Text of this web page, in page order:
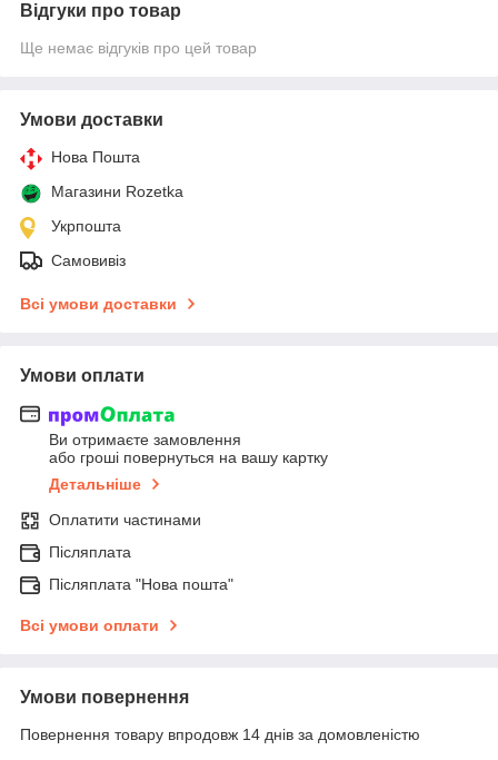
Відгуки про товар
Ще немає відгуків про цей товар
Умови доставки
Нова Пошта
Магазини Rozetka
Укрпошта
Самовивіз
Всі умови доставки
Умови оплати
Ви отримаєте замовлення
або гроші повернуться на вашу картку
Детальніше
Оплатити частинами
Післяплата
Післяплата "Нова пошта"
Всі умови оплати
Умови повернення
Повернення товару впродовж 14 днів за домовленістю